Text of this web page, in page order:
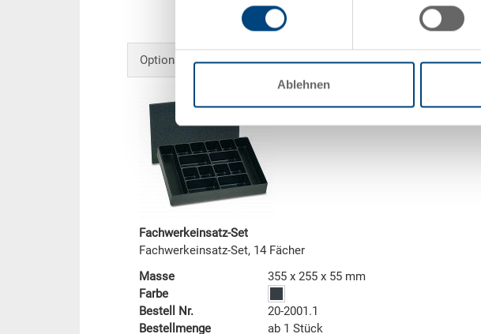
Ablehnen
Optionales Zubehör
Fachwerkeinsatz-Set
Fachwerkeinsatz-Set, 14 Fächer
Masse
355 x 255 x 55 mm
Farbe
Bestell Nr.
20-2001.1
Bestellmenge
ab 1 Stück